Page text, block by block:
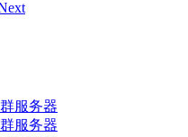
服务器
服务器